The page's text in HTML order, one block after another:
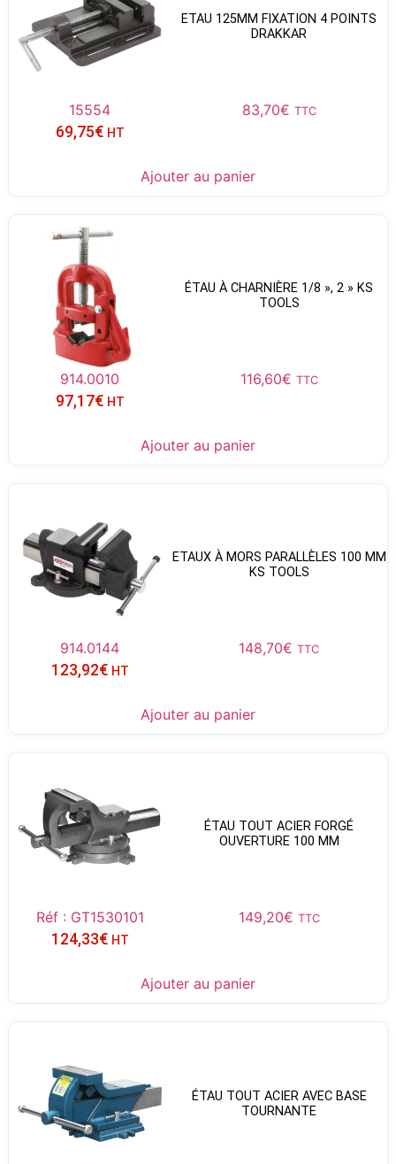
ETAU 125MM FIXATION 4 POINTS
DRAKKAR
15554 83,70€ TTC
69,75€ HT
Ajouter au panier
ÉTAU À CHARNIÈRE 1/8 », 2 » KS
TOOLS
914.0010 116,60€ TTC
97,17€ HT
Ajouter au panier
ETAUX À MORS PARALLÈLES 100 MM
KS TOOLS
914.0144 148,70€ TTC
123,92€ HT
Ajouter au panier
ÉTAU TOUT ACIER FORGÉ
OUVERTURE 100 MM
Réf : GT1530101 149,20€ TTC
124,33€ HT
Ajouter au panier
ÉTAU TOUT ACIER AVEC BASE
TOURNANTE